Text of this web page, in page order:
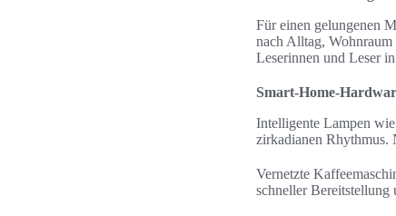
Für einen gelungenen
nach Alltag,
Leserinnen und Leser
Smart-Home-
Intelligente Lampen
zirkadianen Rhythmus.
Vernetzte
schneller Bereitstellung